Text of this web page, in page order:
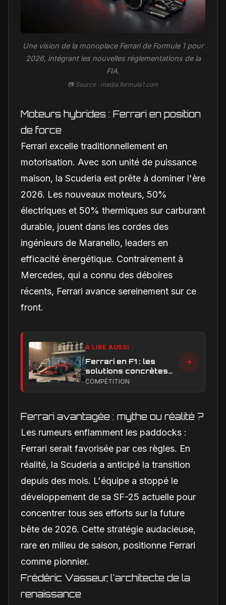
Une vision de la monoplace Ferrari de Formule 1 pour
2026, intégrant les nouvelles réglementations de la
FIA.
📷 Source : media.formula1.com
Moteurs hybrides : Ferrari en position
de force
Ferrari excelle traditionnellement en
motorisation. Avec son unité de puissance
maison, la Scuderia est prête à dominer l'ère
2026. Les nouveaux moteurs, 50%
électriques et 50% thermiques sur carburant
durable, jouent dans les cordes des
ingénieurs de Maranello, leaders en
efficacité énergétique. Contrairement à
Mercedes, qui a connu des déboires
récents, Ferrari avance sereinement sur ce
front.
À LIRE AUSSI
Ferrari en F1 : les
solutions concrètes
pour combler son
COMPÉTITION
Ferrari avantagée : mythe ou réalité ?
Les rumeurs enflamment les paddocks :
Ferrari serait favorisée par ces règles. En
réalité, la Scuderia a anticipé la transition
depuis des mois. L'équipe a stoppé le
développement de sa SF-25 actuelle pour
concentrer tous ses efforts sur la future
bête de 2026. Cette stratégie audacieuse,
rare en milieu de saison, positionne Ferrari
comme pionnier.
Frédéric Vasseur, l'architecte de la
renaissance